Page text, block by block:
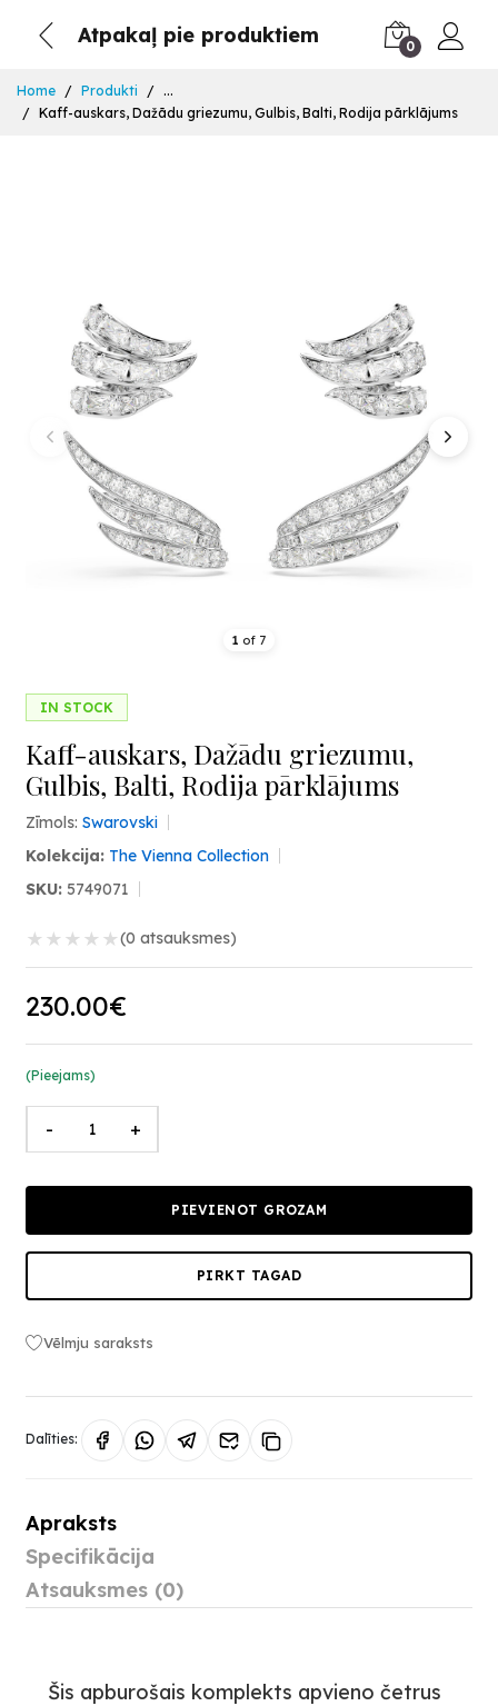
Atpakaļ pie produktiem 0
Home Produkti
...
Kaff-auskars, Dažādu griezumu, Gulbis, Balti, Rodija pārklājums
1 of 7
IN STOCK
Kaff-auskars, Dažādu griezumu,
Gulbis, Balti, Rodija pārklājums
Zīmols: Swarovski
Kolekcija: The Vienna Collection
SKU: 5749071
★ ★ ★ ★ ★(0 atsauksmes)
230.00€
(Pieejams)
- +
PIEVIENOT GROZAM
PIRKT TAGAD
Vēlmju saraksts
Dalīties:
Apraksts
Specifikācija
Atsauksmes (0)
Šis apburošais komplekts apvieno četrus